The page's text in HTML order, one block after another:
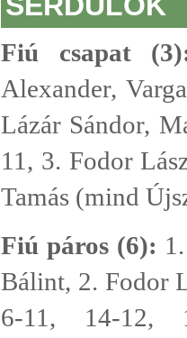
Fiú csapat
Alexander,
Lázár Sándor,
11, 3. Fodor
Tamás (mind
Fiú páros (6):
Bálint, 2. Fodor
6-11, 14-12,